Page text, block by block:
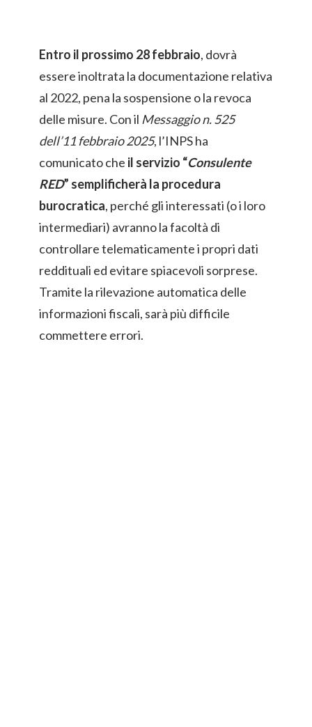
Entro il prossimo 28 febbraio, dovrà
essere inoltrata la documentazione relativa
al 2022, pena la sospensione o la revoca
delle misure. Con il Messaggio n. 525
dell’11 febbraio 2025, l’INPS ha
comunicato che il servizio “Consulente
RED” semplificherà la procedura
burocratica, perché gli interessati (o i loro
intermediari) avranno la facoltà di
controllare telematicamente i propri dati
reddituali ed evitare spiacevoli sorprese.
Tramite la rilevazione automatica delle
informazioni fiscali, sarà più difficile
commettere errori.